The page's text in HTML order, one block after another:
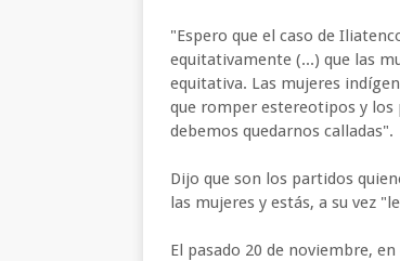
"Espero que el caso de
equitativamente (...) que las
equitativa. Las mujeres
que romper estereotipos y los
debemos quedarnos calladas".
Dijo que son los partidos
las mujeres y estás, a su vez
El pasado 20 de noviembre,